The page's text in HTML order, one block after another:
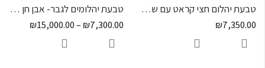
טבעת יהלום חצי קראט עם שיבוץ סביב היהלום ועל הזרועות – "SATURN"
₪7,350.00
טבעת יהלומים לגבר- אבן חן מרכזית
₪7,300.00
–
₪15,000.00